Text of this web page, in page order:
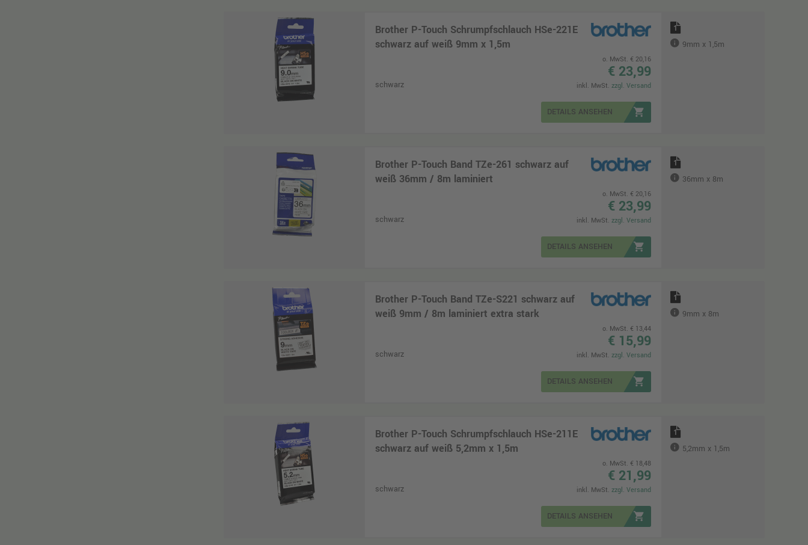
Brother P-Touch Schrumpfschlauch HSe-221E
schwarz auf weiß 9mm x 1,5m
schwarz
DETAILS ANSEHEN shopping_cart
o. MwSt. € 20,16
€ 23,99
inkl. MwSt. zzgl. Versand
1
9mm x 1,5m
Brother P-Touch Band TZe-261 schwarz auf
weiß 36mm / 8m laminiert
schwarz
DETAILS ANSEHEN shopping_cart
o. MwSt. € 20,16
€ 23,99
inkl. MwSt. zzgl. Versand
1
36mm x 8m
Brother P-Touch Band TZe-S221 schwarz auf
weiß 9mm / 8m laminiert extra stark
schwarz
DETAILS ANSEHEN shopping_cart
o. MwSt. € 13,44
€ 15,99
inkl. MwSt. zzgl. Versand
1
9mm x 8m
Brother P-Touch Schrumpfschlauch HSe-211E
schwarz auf weiß 5,2mm x 1,5m
schwarz
DETAILS ANSEHEN shopping_cart
o. MwSt. € 18,48
€ 21,99
inkl. MwSt. zzgl. Versand
1
5,2mm x 1,5m